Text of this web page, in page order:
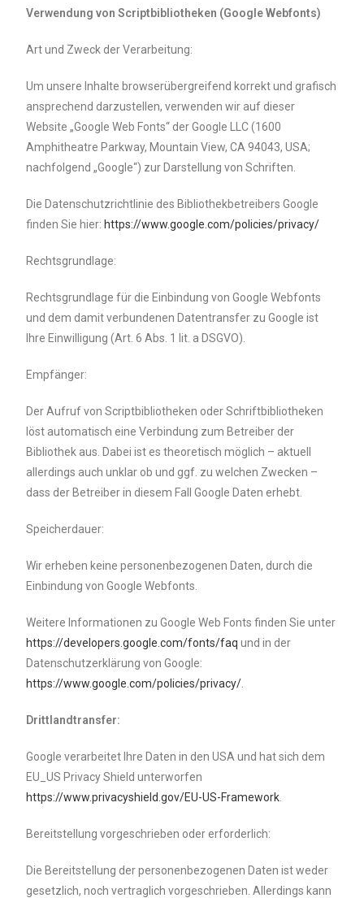
Verwendung von Scriptbibliotheken (Google Webfonts)
Art und Zweck der Verarbeitung:
Um unsere Inhalte browserübergreifend korrekt und grafisch
ansprechend darzustellen, verwenden wir auf dieser
Website „Google Web Fonts“ der Google LLC (1600
Amphitheatre Parkway, Mountain View, CA 94043, USA;
nachfolgend „Google“) zur Darstellung von Schriften.
Die Datenschutzrichtlinie des Bibliothekbetreibers Google
finden Sie hier: https://www.google.com/policies/privacy/
Rechtsgrundlage:
Rechtsgrundlage für die Einbindung von Google Webfonts
und dem damit verbundenen Datentransfer zu Google ist
Ihre Einwilligung (Art. 6 Abs. 1 lit. a DSGVO).
Empfänger:
Der Aufruf von Scriptbibliotheken oder Schriftbibliotheken
löst automatisch eine Verbindung zum Betreiber der
Bibliothek aus. Dabei ist es theoretisch möglich – aktuell
allerdings auch unklar ob und ggf. zu welchen Zwecken –
dass der Betreiber in diesem Fall Google Daten erhebt.
Speicherdauer:
Wir erheben keine personenbezogenen Daten, durch die
Einbindung von Google Webfonts.
Weitere Informationen zu Google Web Fonts finden Sie unter
https://developers.google.com/fonts/faq und in der
Datenschutzerklärung von Google:
https://www.google.com/policies/privacy/
Drittlandtransfer:
Google verarbeitet Ihre Daten in den USA und hat sich dem
EU_US Privacy Shield unterworfen
https://www.privacyshield.gov/EU-US-Framework
Bereitstellung vorgeschrieben oder erforderlich:
Die Bereitstellung der personenbezogenen Daten ist weder
gesetzlich, noch vertraglich vorgeschrieben. Allerdings kann